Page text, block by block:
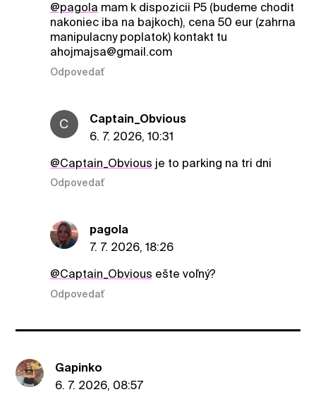
@pagola mam k dispozicii P5 (budeme chodit
nakoniec iba na bajkoch), cena 50 eur (zahrna
manipulacny poplatok) kontakt tu
ahojmajsa@gmail.com
Odpovedať
C
Captain_Obvious
6. 7. 2026, 10:31
@Captain_Obvious je to parking na tri dni
Odpovedať
pagola
7. 7. 2026, 18:26
@Captain_Obvious ešte voľný?
Odpovedať
Gapinko
6. 7. 2026, 08:57